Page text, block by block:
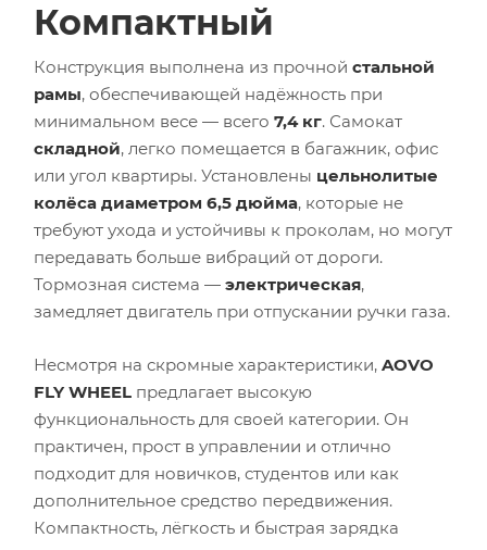
Компактный
Конструкция выполнена из прочной стальной
рамы, обеспечивающей надёжность при
минимальном весе — всего 7,4 кг. Самокат
складной, легко помещается в багажник, офис
или угол квартиры. Установлены цельнолитые
колёса диаметром 6,5 дюйма, которые не
требуют ухода и устойчивы к проколам, но могут
передавать больше вибраций от дороги.
Тормозная система — электрическая,
замедляет двигатель при отпускании ручки газа.
Несмотря на скромные характеристики, AOVO
FLY WHEEL предлагает высокую
функциональность для своей категории. Он
практичен, прост в управлении и отлично
подходит для новичков, студентов или как
дополнительное средство передвижения.
Компактность, лёгкость и быстрая зарядка